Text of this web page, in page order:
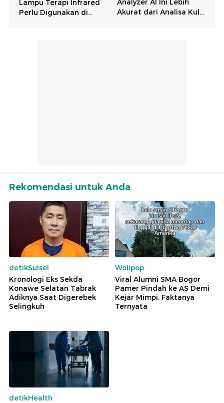
Rekomendasi untuk Anda
detikSulsel
Kronologi Eks Sekda
Konawe Selatan Tabrak
Adiknya Saat Digerebek
Selingkuh
Wolipop
Viral Alumni SMA Bogor
Pamer Pindah ke AS Demi
Kejar Mimpi, Faktanya
Ternyata
detikHealth